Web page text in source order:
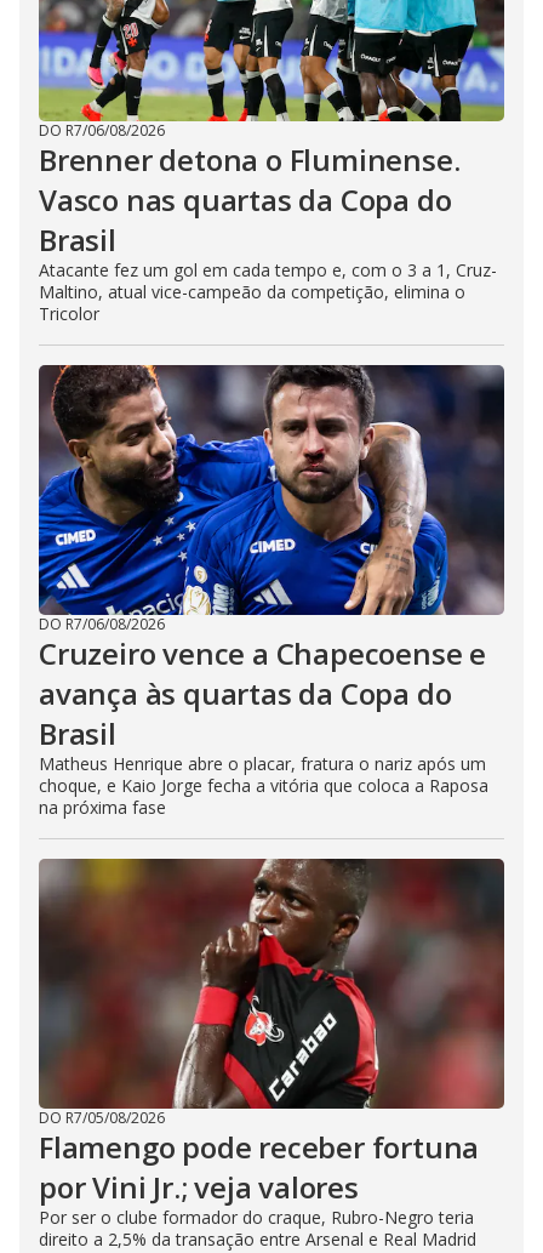
DO R7/06/08/2026
Brenner detona o Fluminense.
Vasco nas quartas da Copa do
Brasil
Atacante fez um gol em cada tempo e, com o 3 a 1, Cruz-
Maltino, atual vice-campeão da competição, elimina o
Tricolor
DO R7/06/08/2026
Cruzeiro vence a Chapecoense e
avança às quartas da Copa do
Brasil
Matheus Henrique abre o placar, fratura o nariz após um
choque, e Kaio Jorge fecha a vitória que coloca a Raposa
na próxima fase
DO R7/05/08/2026
Flamengo pode receber fortuna
por Vini Jr.; veja valores
Por ser o clube formador do craque, Rubro-Negro teria
direito a 2,5% da transação entre Arsenal e Real Madrid